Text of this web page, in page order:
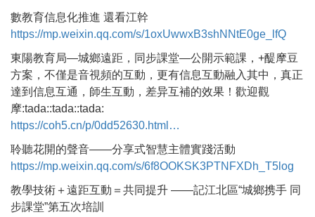
數教育信息化推進 還看江幹
https://mp.weixin.qq.com/s/1oxUwwxB3shNNtE0ge_lfQ
東陽教育局—城鄉遠距，同步課堂—公開示範課，+醍摩豆
方案，不僅是音視頻的互動，更有信息互動融入其中，真正
達到信息互通，師生互動，差异互補的效果！歡迎觀
摩:tada::tada::tada:
https://coh5.cn/p/0dd52630.html…
聆聽花開的聲音——分享式智慧主體實踐活動
https://mp.weixin.qq.com/s/6f8OOKSK3PTNFXDh_T5log
教學技術＋遠距互動＝共同提升 ——記江北區“城鄉携手 同
步課堂”第五次培訓